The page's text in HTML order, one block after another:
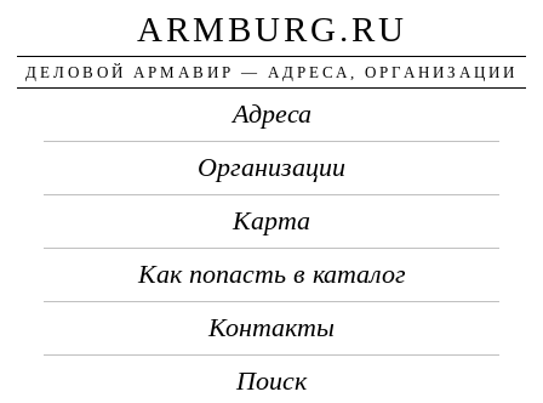
ARMBURG.RU
ДЕЛОВОЙ АРМАВИР — АДРЕСА, ОРГАНИЗАЦИИ
Адреса
Организации
Карта
Как попасть в каталог
Контакты
Поиск